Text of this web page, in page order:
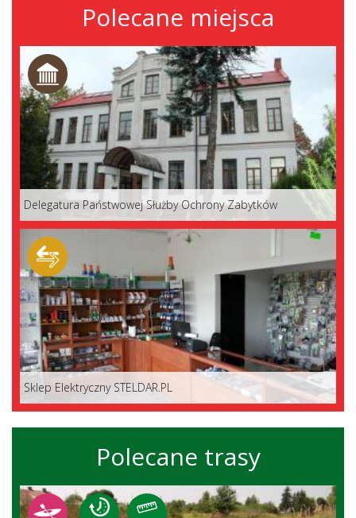
Polecane miejsca
Delegatura Państwowej Służby Ochrony Zabytków
Sklep Elektryczny STELDAR.PL
Polecane trasy